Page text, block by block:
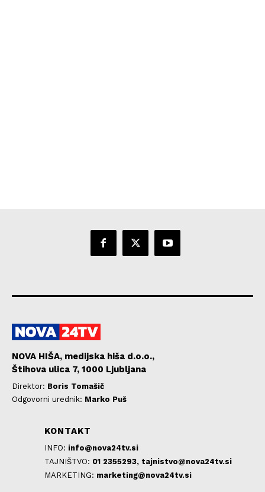
NOVA HIŠA, medijska hiša d.o.o.,
Štihova ulica 7, 1000 Ljubljana
Direktor: Boris Tomašič
Odgovorni urednik: Marko Puš
KONTAKT
INFO: info@nova24tv.si
TAJNIŠTVO: 01 2355293, tajnistvo@nova24tv.si
MARKETING: marketing@nova24tv.si